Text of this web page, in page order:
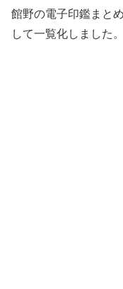
館野の電子印鑑まと
して一覧化しました。